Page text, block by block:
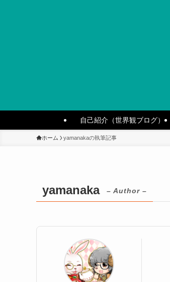
自己紹介（世界観ブログ）
ホーム yamanakaの執筆記事
yamanaka – Author –